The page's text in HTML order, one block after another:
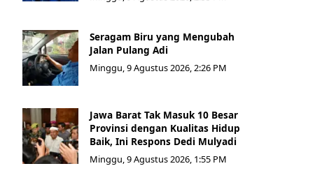
Seragam Biru yang Mengubah
Jalan Pulang Adi
Minggu, 9 Agustus 2026, 2:26 PM
Jawa Barat Tak Masuk 10 Besar
Provinsi dengan Kualitas Hidup
Baik, Ini Respons Dedi Mulyadi
Minggu, 9 Agustus 2026, 1:55 PM